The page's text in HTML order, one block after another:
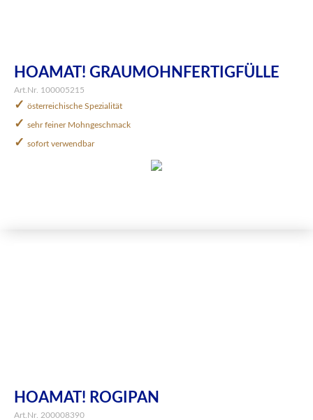
HOAMAT! GRAUMOHNFERTIGFÜLLE
Art.Nr. 100005215
✓ österreichische Spezialität
✓ sehr feiner Mohngeschmack
✓ sofort verwendbar
HOAMAT! ROGIPAN
Art.Nr. 200008390